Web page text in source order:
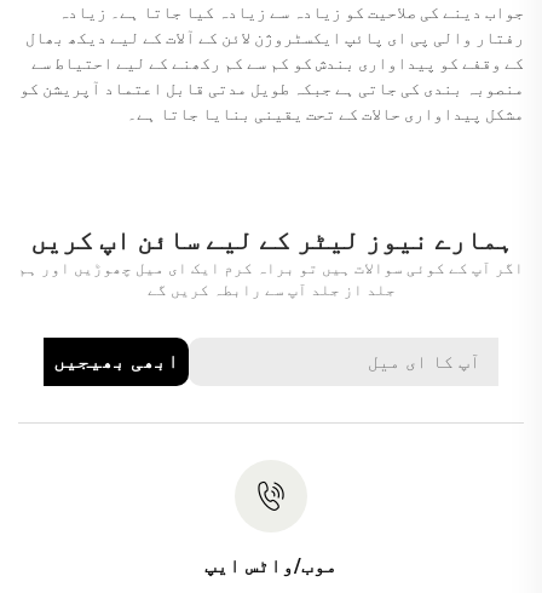
جواب دینے کی صلاحیت کو زیادہ سے زیادہ کیا جاتا ہے۔ زیادہ
رفتار والی پی ای پائپ ایکسٹروژن لائن کے آلات کے لیے دیکھ بھال
کے وقفے کو پیداواری بندش کو کم سے کم رکھنے کے لیے احتیاط سے
منصوبہ بندی کی جاتی ہے جبکہ طویل مدتی قابل اعتماد آپریشن کو
مشکل پیداواری حالات کے تحت یقینی بنایا جاتا ہے۔
ہمارے نیوز لیٹر کے لیے سائن اپ کریں
اگر آپ کے کوئی سوالات ہیں تو براہ کرم ایک ای میل چھوڑیں اور ہم
جلد از جلد آپ سے رابطہ کریں گے
ابھی بھیجیں
موب/واٹس ایپ